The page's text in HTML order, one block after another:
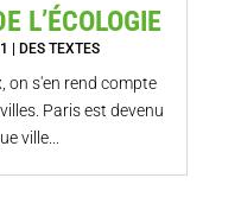
L’ÉCOLOGIE
DES TEXTES
on s'en rend compte
Paris est devenu
ville...